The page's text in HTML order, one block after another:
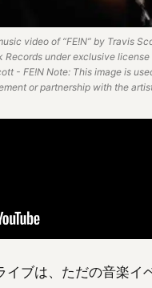
video of “FE!N” by Travis
under exclusive
- FE!N Note: This image is
or partnership with the
イブは、ただの音楽